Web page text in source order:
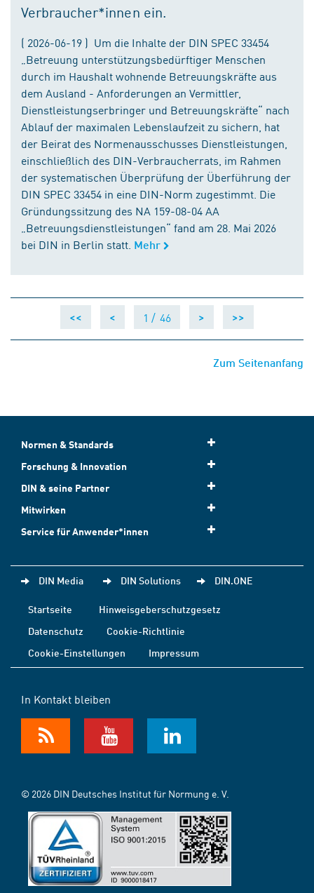
Verbraucher*innen ein.
( 2026-06-19 ) Um die Inhalte der DIN SPEC 33454
„Betreuung unterstützungsbedürftiger Menschen
durch im Haushalt wohnende Betreuungskräfte aus
dem Ausland - Anforderungen an Vermittler,
Dienstleistungserbringer und Betreuungskräfte“ nach
Ablauf der maximalen Lebenslaufzeit zu sichern, hat
der Beirat des Normenausschusses Dienstleistungen,
einschließlich des DIN-Verbraucherrats, im Rahmen
der systematischen Überprüfung der Überführung der
DIN SPEC 33454 in eine DIN-Norm zugestimmt. Die
Gründungssitzung des NA 159-08-04 AA
„Betreuungsdienstleistungen“ fand am 28. Mai 2026
bei DIN in Berlin statt. Mehr
<< < 1 / 46 > >>
Zum Seitenanfang
Normen & Standards
Forschung & Innovation
DIN & seine Partner
Mitwirken
Service für Anwender*innen
DIN Media DIN Solutions DIN.ONE
Startseite
Hinweisgeberschutzgesetz
Datenschutz
Cookie-Richtlinie
Cookie-Einstellungen
Impressum
In Kontakt bleiben
© 2026 DIN Deutsches Institut für Normung e. V.